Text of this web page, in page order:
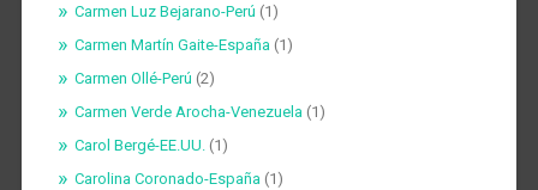
Carmen Luz Bejarano-Perú (1)
Carmen Martín Gaite-España (1)
Carmen Ollé-Perú (2)
Carmen Verde Arocha-Venezuela (1)
Carol Bergé-EE.UU. (1)
Carolina Coronado-España (1)